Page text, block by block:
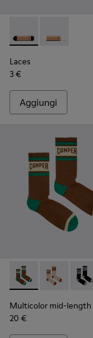
Laces - KL00006-
Laces -
Laces
3 €
Aggiungi
Multicolor mid-
Multicolor
Multicolor mid-length
20 €